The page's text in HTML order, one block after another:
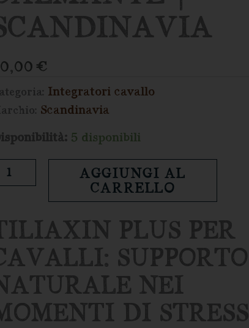
€
Integratori cavallo
Scandinavia
5 disponibili
AGGIUNGI AL
CARRELLO
PLUS PER
SUPPORTO
NEI
DI STRESS